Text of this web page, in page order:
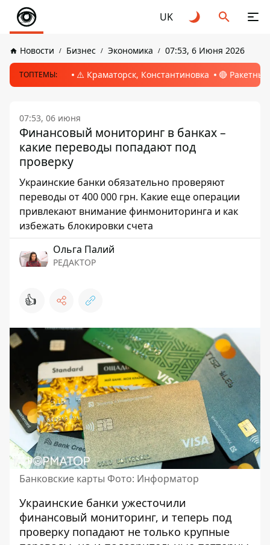
UK
Новости Бизнес Экономика 07:53, 6 Июня 2026
ТОПТЕМЫ: ⚠️ Краматорск, Константиновка 🔴
07:53, 06 июня
Финансовый мониторинг в банках –
какие переводы попадают под
проверку
Украинские банки обязательно проверяют
переводы от 400 000 грн. Какие еще операции
привлекают внимание финмониторинга и как
избежать блокировки счета
Ольга Палий
РЕДАКТОР
👍
Банковские карты Фото: Информатор
Украинские банки ужесточили
финансовый мониторинг, и теперь под
проверку попадают не только крупные